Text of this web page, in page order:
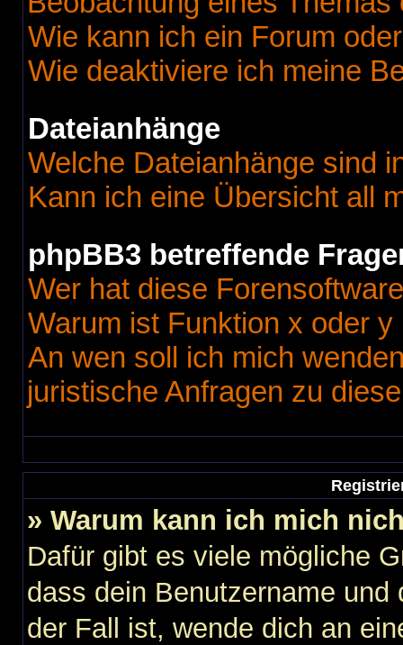
Wie kann ich ein Forum
Wie deaktiviere ich meine
Dateianhänge
Welche Dateianhänge sind
Kann ich eine Übersicht all
phpBB3 betreffende
Wer hat diese
Warum ist Funktion x oder
An wen soll ich mich
juristische Anfragen zu
» Warum kann ich mich
Dafür gibt es viele mögliche
dass dein Benutzername
der Fall ist, wende dich an